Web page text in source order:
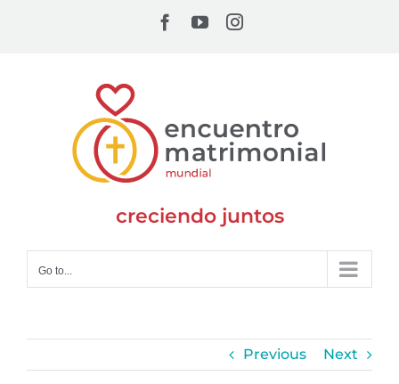
Facebook
YouTubeInstagram
creciendo juntos
Go to...
Previous Next